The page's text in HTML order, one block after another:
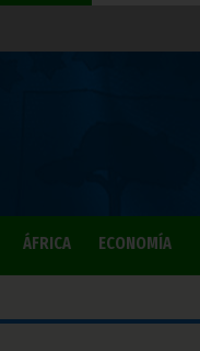
ÁFRICA ECONOMÍA